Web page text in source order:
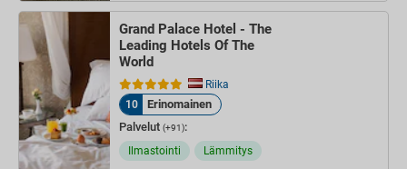
Grand Palace Hotel - The
Leading Hotels Of The
World
Riika
10
Erinomainen
Palvelut (+91):
Ilmastointi Lämmitys